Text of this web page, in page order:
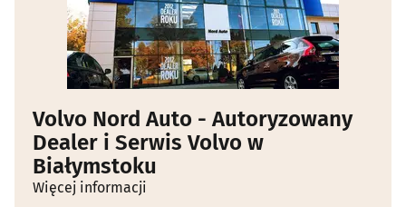
Volvo Nord Auto - Autoryzowany
Dealer i Serwis Volvo w
Białymstoku
Więcej informacji